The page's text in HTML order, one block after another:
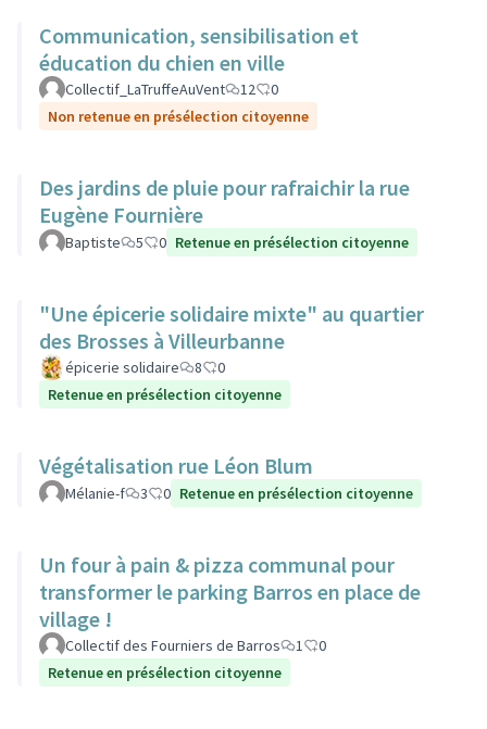
Communication, sensibilisation et
éducation du chien en ville
Collectif_LaTruffeAuVent 12
0
Non retenue en présélection citoyenne
Des jardins de pluie pour rafraichir la rue
Eugène Fournière
Baptiste 5 0 Retenue en présélection citoyenne
"Une épicerie solidaire mixte" au quartier
des Brosses à Villeurbanne
épicerie solidaire 8
0
Retenue en présélection citoyenne
Végétalisation rue Léon Blum
Mélanie-f 3 0 Retenue en présélection citoyenne
Un four à pain & pizza communal pour
transformer le parking Barros en place de
village !
Collectif des Fourniers de Barros 1
0
Retenue en présélection citoyenne